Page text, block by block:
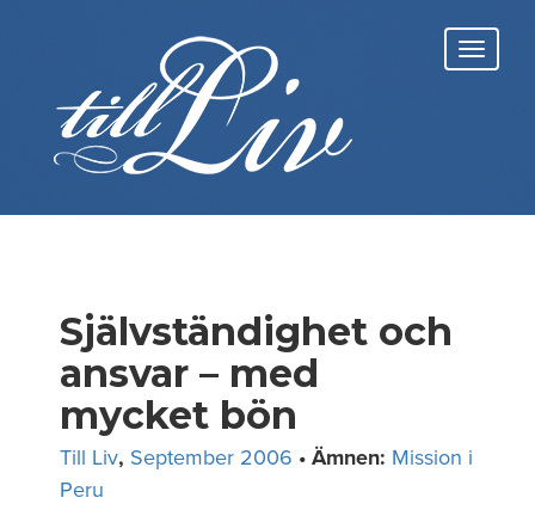
Självständighet och
ansvar – med
mycket bön
Till Liv, September 2006 • Ämnen: Mission i
Peru